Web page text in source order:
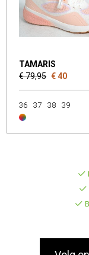
TAMARIS
€ 79,95 € 40
36 37 38 39